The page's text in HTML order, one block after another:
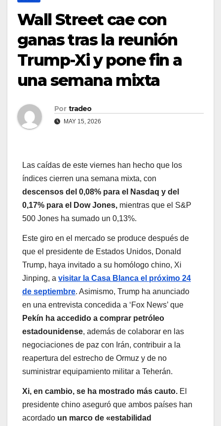
Wall Street cae con
ganas tras la reunión
Trump-Xi y pone fin a
una semana mixta
Por tradeo
MAY 15, 2026
Las caídas de este viernes han hecho que los
índices cierren una semana mixta, con
descensos del 0,08% para el Nasdaq y del
0,17% para el Dow Jones, mientras que el S&P
500 Jones ha sumado un 0,13%.
Este giro en el mercado se produce después de
que el presidente de Estados Unidos, Donald
Trump, haya invitado a su homólogo chino, Xi
Jinping, a visitar la Casa Blanca el próximo 24
de septiembre. Asimismo, Trump ha anunciado
en una entrevista concedida a ‘Fox News’ que
Pekín ha accedido a comprar petróleo
estadounidense, además de colaborar en las
negociaciones de paz con Irán, contribuir a la
reapertura del estrecho de Ormuz y de no
suministrar equipamiento militar a Teherán.
Xi, en cambio, se ha mostrado más cauto. El
presidente chino aseguró que ambos países han
acordado un marco de «estabilidad